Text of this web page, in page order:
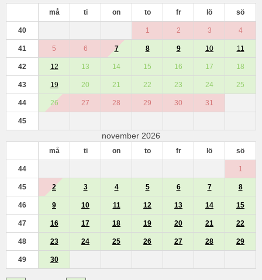
må ti on to fr lö sö
40 1 2 3 4
41 5 6 7 8 9 10 11
42 12 13 14 15 16 17 18
43 19 20 21 22 23 24 25
44 26 27 28 29 30 31
45
november 2026
må ti on to fr lö sö
44 1
45 2 3 4 5 6 7 8
46 9 10 11 12 13 14 15
47 16 17 18 19 20 21 22
48 23 24 25 26 27 28 29
49 30